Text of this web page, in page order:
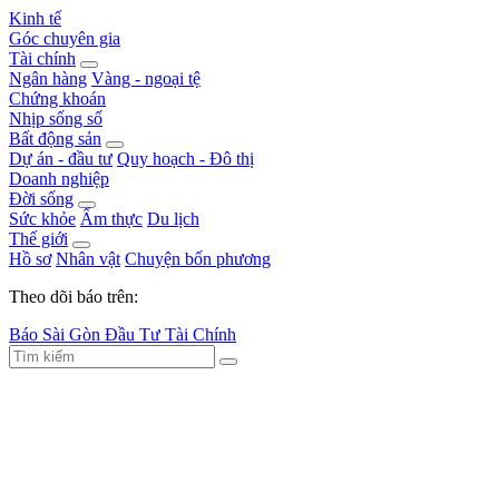
Kinh tế
Góc chuyên gia
Tài chính
Ngân hàng Vàng - ngoại tệ
Chứng khoán
Nhịp sống số
Bất động sản
Dự án - đầu tư Quy hoạch - Đô thị
Doanh nghiệp
Đời sống
Sức khỏe Ẩm thực Du lịch
Thế giới
Hồ sơ Nhân vật Chuyện bốn phương
Theo dõi báo trên:
Báo Sài Gòn Đầu Tư Tài Chính